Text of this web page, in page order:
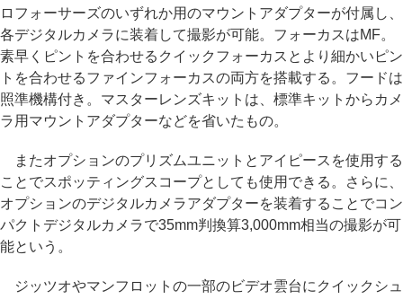
ロフォーサーズのいずれか用のマウントアダプターが付属し、
各デジタルカメラに装着して撮影が可能。フォーカスはMF。
素早くピントを合わせるクイックフォーカスとより細かいピン
トを合わせるファインフォーカスの両方を搭載する。フードは
照準機構付き。マスターレンズキットは、標準キットからカメ
ラ用マウントアダプターなどを省いたもの。
またオプションのプリズムユニットとアイピースを使用する
ことでスポッティングスコープとしても使用できる。さらに、
オプションのデジタルカメラアダプターを装着することでコン
パクトデジタルカメラで35mm判換算3,000mm相当の撮影が可
能という。
ジッツオやマンフロットの一部のビデオ雲台にクイックシュ